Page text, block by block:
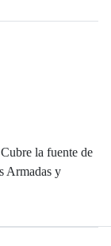
la fuente de
Armadas y